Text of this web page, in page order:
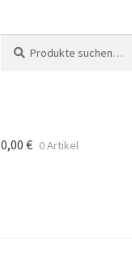
nach:
0,00 € 0 Artikel